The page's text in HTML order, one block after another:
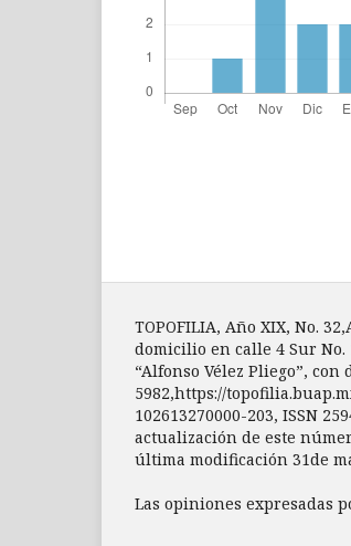
TOPOFILIA, Año XIX, No.
domicilio en calle 4 Sur No.
“Alfonso Vélez Pliego”, con
5982,https://
102613270000-203, ISSN
actualización de este
última modificación 31de
Las opiniones expresadas